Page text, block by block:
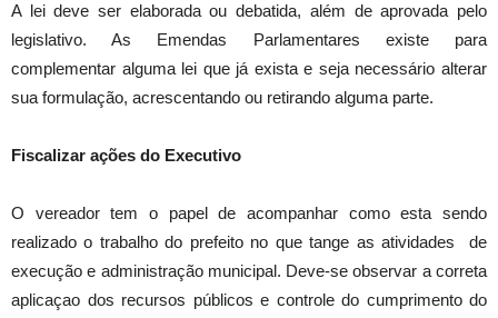
A lei deve ser elaborada ou debatida, além de aprovada pelo
legislativo. As Emendas Parlamentares existe para
complementar alguma lei que já exista e seja necessário alterar
sua formulação, acrescentando ou retirando alguma parte.
Fiscalizar ações do Executivo
O vereador tem o papel de acompanhar como esta sendo
realizado o trabalho do prefeito no que tange as atividades de
execução e administração municipal. Deve-se observar a correta
aplicaçao dos recursos públicos e controle do cumprimento do